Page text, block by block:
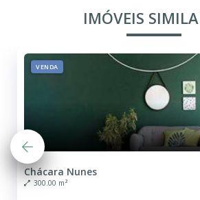
IMÓVEIS
VENDA
Chácara Nunes
300.00 m²